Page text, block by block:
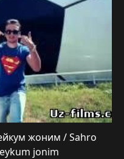
жоним / Sahro
jonim